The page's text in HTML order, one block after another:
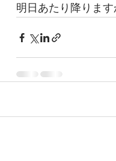
明日あたり降りま